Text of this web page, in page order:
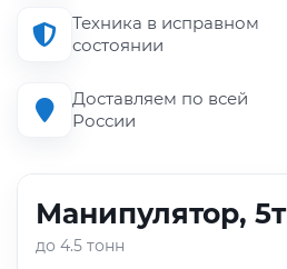
Техника в исправном
состоянии
Доставляем по всей
России
Манипулятор, 5т
до 4.5 тонн